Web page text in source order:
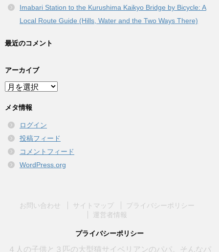
Imabari Station to the Kurushima Kaikyo Bridge by Bicycle: A
Local Route Guide (Hills, Water and the Two Ways There)
最近のコメント
アーカイブ
ア
カ
ブ
メタ情報
ログイン
投稿フィード
コメントフィード
WordPress.org
お問い合わせ サイトマップ
プライバシーポリシー
運営者情報
プライバシーポリシー
４人の子供と３匹の大型猫サイベリアンのパパ。そんなパ